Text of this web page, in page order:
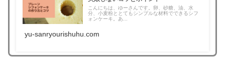
こんにちは、ゆーさんです。卵、砂糖、油、水
分、小麦粉ととてもシンプルな材料でできるシフ
ォンケーキ。あ...
yu-sanryourishuhu.com